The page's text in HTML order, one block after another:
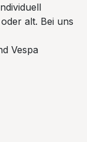
alt. Bei uns
Vespa